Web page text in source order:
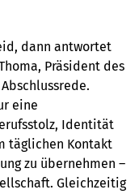
dann antwortet
Präsident des
eine
Identität
täglichen Kontakt
zu übernehmen –
Gleichzeitig